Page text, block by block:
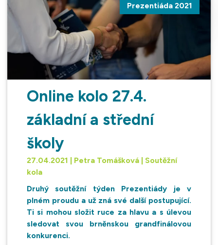
Prezentiáda 2021
Online kolo 27.4.
základní a střední
školy
27.04.2021 | Petra Tomášková | Soutěžní
kola
Druhý soutěžní týden Prezentiády je v
plném proudu a už zná své další postupující.
Ti si mohou složit ruce za hlavu a s úlevou
sledovat svou brněnskou grandfinálovou
konkurenci.